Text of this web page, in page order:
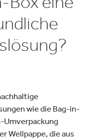
wie die Bag-in-
Umverpackung
Wellpappe, die aus